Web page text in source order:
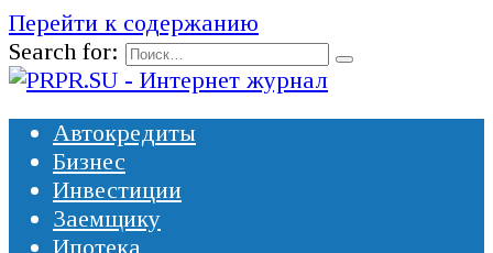
Перейти к содержанию
Search for:
Автокредиты
Бизнес
Инвестиции
Заемщику
Ипотека